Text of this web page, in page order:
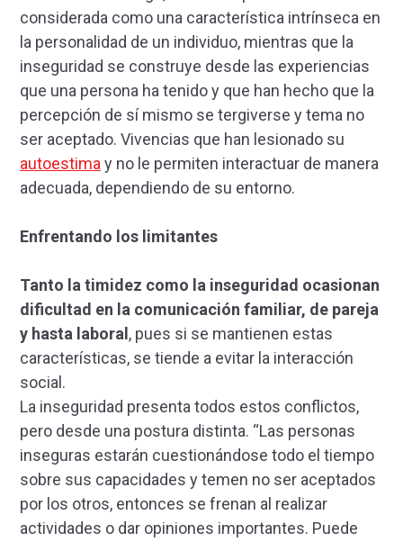
considerada como una característica intrínseca en
la personalidad de un individuo, mientras que la
inseguridad se construye desde las experiencias
que una persona ha tenido y que han hecho que la
percepción de sí mismo se tergiverse y tema no
ser aceptado. Vivencias que han lesionado su
autoestimay no le permiten interactuar de manera
adecuada, dependiendo de su entorno.
Enfrentando los limitantes
Tanto la timidez como la inseguridad ocasionan
dificultad en la comunicación familiar, de pareja
y hasta laboral , pues si se mantienen estas
características, se tiende a evitar la interacción
social.
La inseguridad presenta todos estos conflictos,
pero desde una postura distinta. “Las personas
inseguras estarán cuestionándose todo el tiempo
sobre sus capacidades y temen no ser aceptados
por los otros, entonces se frenan al realizar
actividades o dar opiniones importantes. Puede